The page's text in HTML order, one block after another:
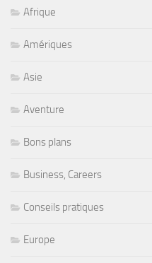
Afrique
Amériques
Asie
Aventure
Bons plans
Business, Careers
Conseils pratiques
Europe